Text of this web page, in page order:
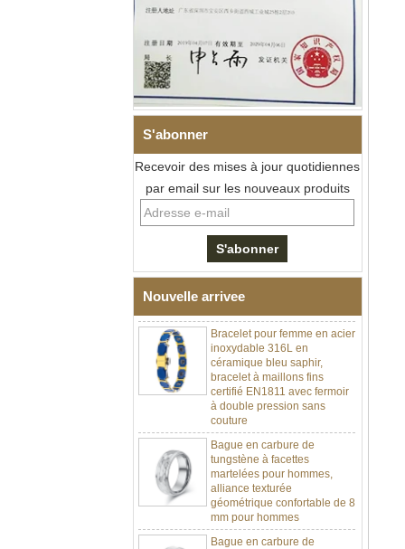
S'abonner
Recevoir des mises à jour quotidiennes
par email sur les nouveaux produits
Nouvelle arrivee
Bracelet à maillons I en acier
inoxydable 304 en
pour hommes, fermoir
déployant à double poussée
316L, bracelet à maillons
thérapeutiques avec pierres
magnétiques et germanium
intégrées
Bracelet pour femme en acier
inoxydable 316L en
céramique bleu saphir,
bracelet à maillons fins
certifié EN1811 avec fermoir
à double pression sans
couture
Bague en carbure de
tungstène à facettes
martelées pour hommes,
alliance texturée
géométrique confortable de 8
mm pour hommes
Bague en carbure de
tungstène pour hommes,